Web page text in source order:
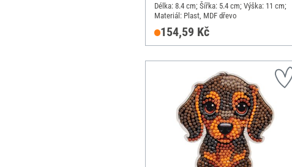
Délka: 8.4 cm; Šířka: 5.4 cm; Výška: 11 cm;
Materiál: Plast, MDF dřevo
154,59 Kč